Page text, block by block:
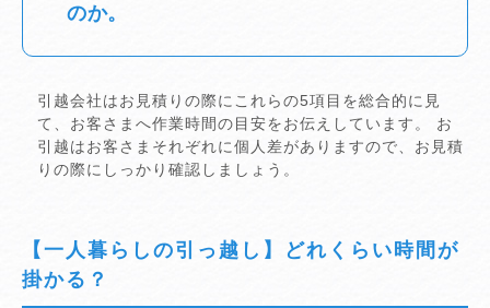
のか。
引越会社はお見積りの際にこれらの5項目を総合的に見
て、お客さまへ作業時間の目安をお伝えしています。 お
引越はお客さまそれぞれに個人差がありますので、お見積
りの際にしっかり確認しましょう。
【一人暮らしの引っ越し】どれくらい時間が
掛かる？